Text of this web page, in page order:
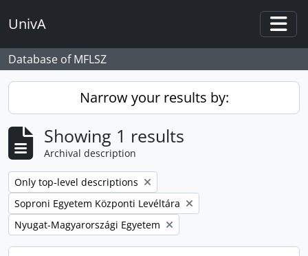
UnivA
Database of MFLSZ
Narrow your results by:
Showing 1 results
Archival description
Remove filter:
Only top-level descriptions
Remove filter:
Soproni Egyetem Központi Levéltára
Remove filter:
Nyugat-Magyarországi Egyetem